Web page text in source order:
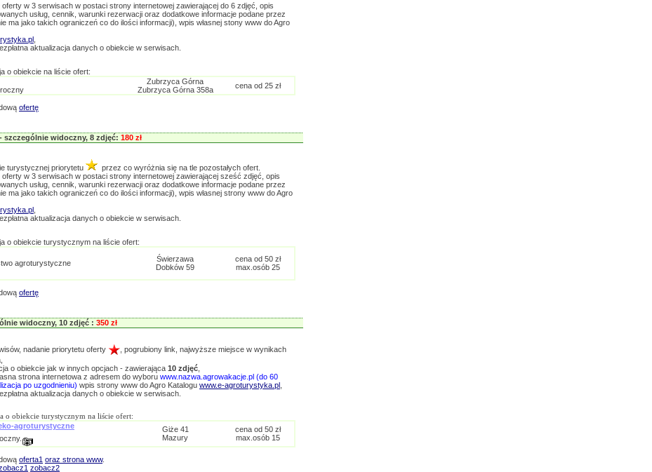
w 3 serwisach w postaci strony internetowej zawierającej do 6 zdjęć, opis
usług, cennik, warunki rezerwacji oraz dodatkowe informacje podane przez
ma jako takich ograniczeń co do ilości informacji), wpis własnej stony www do Agro
aktualizacja danych o obiekcie w serwisach.
o obiekcie na liście ofert:
Zubrzyca Górna
Zubrzyca Górna 358a
cena od 25 zł
ofertę
- szczególnie widoczny, 8 zdjęć: 180 zł
turystycznej priorytetu
przez co wyróżnia się na tle pozostałych ofert.
w 3 serwisach w postaci strony internetowej zawierającej sześć zdjęć, opis
usług, cennik, warunki rezerwacji oraz dodatkowe informacje podane przez
ma jako takich ograniczeń co do ilości informacji), wpis własnej strony www do Agro
aktualizacja danych o obiekcie w serwisach.
o obiekcie turystycznym na liście ofert:
agroturystyczne
Świerzawa
Dobków 59
cena od 50 zł
max.osób 25
ofertę
widoczny, 10 zdjęć : 350 zł
nadanie priorytetu oferty
, pogrubiony link, najwyższe miejsce w wynikach
o obiekcie jak w innych opcjach - zawierająca 10 zdjęć
strona internetowa z adresem do wyboru www.nazwa.agrowakacje.pl (do 60
po uzgodnieniu) wpis strony www do Agro Katalogu www.e-agroturystyka.pl
aktualizacja danych o obiekcie w serwisach.
o obiekcie turystycznym na liście ofert:
agroturystyczne
Giże 41
Mazury
cena od 50 zł
max.osób 15
oferta1 oraz strona www.
zobacz2